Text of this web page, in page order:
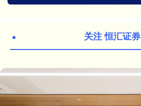
关注 恒汇证券